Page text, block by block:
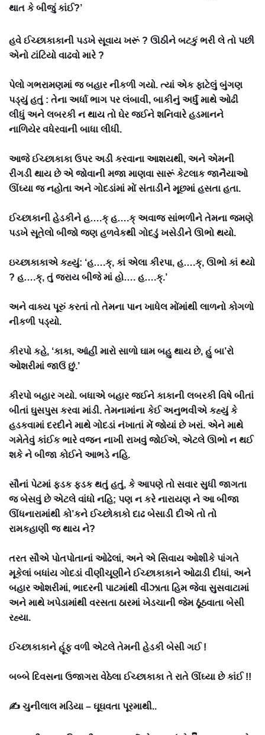
થાત કે બીજું કાંઈ?’
હવે ઈચ્છાકાકાની પડખે સૂવાય ખરૂં ? ઊઠીને બટકું ભરી લે તો પછી
એનો ટાંટિયો વાઢવો મારે ?
પેલો ગભરામણમાં જ બહાર નીકળી ગયો. ત્યાં એક ફાટેલું બુંગણ
પડ્યું હતું : તેના અર્ધા ભાગ પર લંબાવી, બાકીનું અર્ધું માથે ઓઢી
લીધું અને લબરકી ન થાય તો ઘેર જઈને શનિવારે હડમાનને
નાળિયેર વધેરવાની બાધા લીધી.
આજે ઈચ્છાકાકા ઉપર અડી કરવાના આશયથી, અને એમની
રીગડી થાય છે એ જોવાની મજા માણવા સારૂં કેટલાક જાનૈયાઓ
ઊંઘ્યા જ નહોતા અને ગોદડાંમાં મોં સંતાડીને મૂછમાં હસતા હતા.
ઈચ્છાકાની હેડકીને હ….ક્ હ….ક્ અવાજ સાંભળીને તેમના જમણે
પડખે સૂતેલો બીજો જણ હળવેકથી ગોદડું ખસેડીને ઊભો થયો.
ઇચ્છાકાકાએ કહ્યું: ‘હ….ક્, કાં એલા કીરપા, હ….ક્, ઊભો કાં થ્યો
? હ….ક્, તું જરાય બીજે માં હો…. હ….ક્.’
અને વાક્ય પૂરું કરતાં તો તેમના પાન ખાધેલ મોંમાંથી લાળનો કોગળો
નીકળી પડ્યો.
કીરપો કહે, ‘કાકા, આંહીં મારો સાળો ઘામ બહુ થાય છે, હું બા’રો
ઓશરીમાં જાઉં છું.’
કીરપો બહાર ગયો. બધાએ બહાર જઈને કાકાની લબરકી વિષે બીતાં
બીતાં ઘુસપુસ કરવા માંડી. તેમનામાંના કેઈ અનુભવીએ કહ્યું કે
હડકવામાં દરદીને માથે ગોદડાં નંખાતાં મેં જોયાં છે ખરાં. એને માથે
ગમેતેવું કાંઈક ભારે વજન નાખી રાખવું જોઈએ, એટલે ઊભો ન થઈ
શકે ને બીજા કોઈને આભડે નહિ.
સૌનાં પેટમાં ફડક ફડક થતું હતું, કે આપણે તો સવાર સુધી જાગતા
જ બેસવું છે એટલે વાંધો નહિ; પણ ન કરે નારાયણ ને આ બીજા
ઊંધનારામાંથી કો’કને ઈચ્છોકાકો દાઢ બેસાડી દીએ તો તો
રામકહાણી જ થાય ને?
તરત સૌએ પોતપોતાનાં ઓઢેલાં, અને એ સિવાય ઓશીકે પાંગતે
મૂકેલાં બધાંય ગોદડાં વીણીચૂણીને ઈચ્છાકાકાને ઓઢાડી દીધાં, અને
બહાર ઓશરીમાં, ભાદરની પાટમાંથી વીંઝાતા હિમ જેવા સુસવાટામાં
અને માથે ખપેડામાંથી વરસતા ઠારમાં ખેડચાની જેમ ઠૂંઠવાતા બેસી
રહ્યા.
ઈચ્છાકાકાને હૂંફ વળી એટલે તેમની હેડકી બેસી ગઈ !
બબ્બે દિવસના ઉજાગરા વેઠેલા ઈચ્છાકાકા તે રાતે ઊંઘ્યા છે કાંઈ !!
✍ ચુનીલાલ મડિયા – ઘૂઘવતા પૂરમાથી..